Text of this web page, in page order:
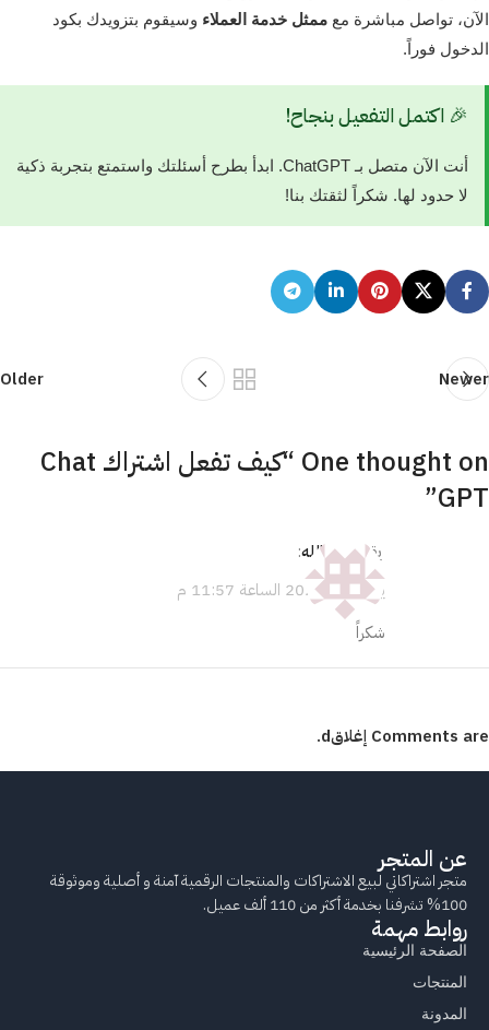
الآن، تواصل مباشرة مع ممثل خدمة العملاء وسيقوم بتزويدك بكود
الدخول فوراً.
🎉 اكتمل التفعيل بنجاح!
أنت الآن متصل بـ ChatGPT. ابدأ بطرح أسئلتك واستمتع بتجربة ذكية
لا حدود لها. شكراً لثقتك بنا!
Newer
Older
One thought on “
كيف تفعل اشتراك Chat
GPT
”
يقولعبدالله:
يونيو 17, 2026 الساعة 11:57 م
شكراً
Comments are إغلاقd.
عن المتجر
متجر اشتراكاتي لبيع الاشتراكات والمنتجات الرقمية آمنة و أصلية وموثوقة
100% تشرفنا بخدمة أكثر من 110 ألف عميل.
روابط مهمة
الصفحة الرئيسية
المنتجات
المدونة